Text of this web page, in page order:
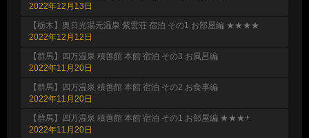
2022年12月13日
【栃木】奥日光湯元温泉 紫雲荘 宿泊 その1 お部屋編 ★★★★
2022年12月12日
【群馬】四万温泉 積善館 本館 宿泊 その3 お風呂編
2022年11月20日
【群馬】四万温泉 積善館 本館 宿泊 その2 お食事編
2022年11月20日
【群馬】四万温泉 積善館 本館 宿泊 その1 お部屋編 ★★★+
2022年11月20日